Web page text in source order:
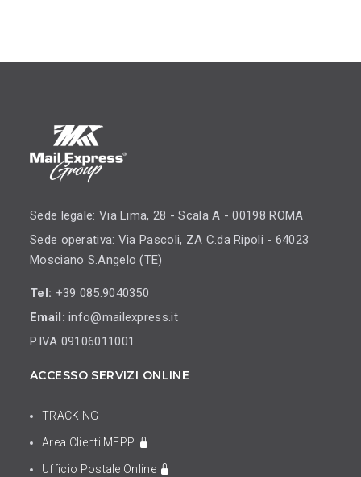
Sede legale: Via Lima, 28 - Scala A - 00198 ROMA
Sede operativa: Via Pascoli, ZA C.da Ripoli - 64023
Mosciano S.Angelo (TE)
Tel: +39 085.9040350
Email: info@mailexpress.it
P.IVA 09106011001
ACCESSO SERVIZI ONLINE
TRACKING
Area Clienti MEPP
Ufficio Postale Online